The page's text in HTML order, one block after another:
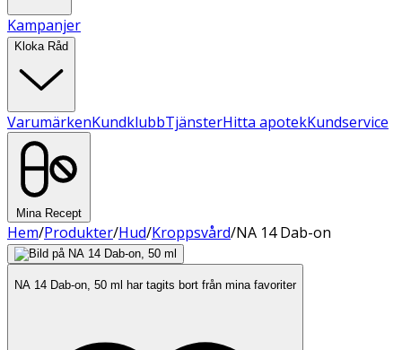
Kampanjer
Kloka Råd
VarumärkenKundklubbTjänsterHitta apotekKundservice
Mina Recept
Hem/Produkter/Hud/Kroppsvård/NA 14 Dab-on
NA 14 Dab-on, 50 ml har tagits bort från mina favoriter